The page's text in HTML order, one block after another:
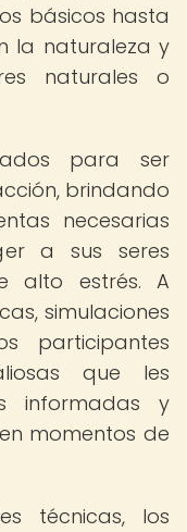
básicos hasta
la naturaleza y
naturales o
para ser
brindando
necesarias
a sus seres
alto estrés. A
simulaciones
participantes
que les
informadas y
momentos de
técnicas, los